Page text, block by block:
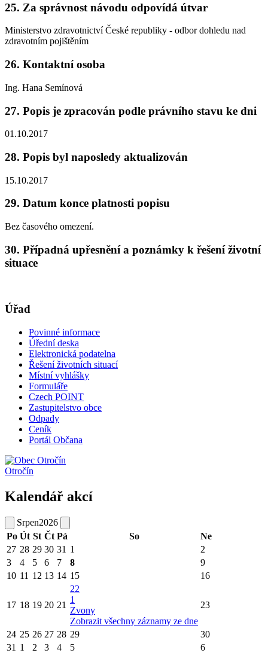
25. Za správnost návodu odpovídá útvar
Ministerstvo zdravotnictví České republiky - odbor dohledu nad
zdravotním pojištěním
26. Kontaktní osoba
Ing. Hana Semínová
27. Popis je zpracován podle právního stavu ke dni
01.10.2017
28. Popis byl naposledy aktualizován
15.10.2017
29. Datum konce platnosti popisu
Bez časového omezení.
30. Případná upřesnění a poznámky k řešení životní
situace
Úřad
Povinné informace
Úřední deska
Elektronická podatelna
Řešení životních situací
Místní vyhlášky
Formuláře
Czech POINT
Zastupitelstvo obce
Odpady
Ceník
Portál Občana
Otročín
Kalendář akcí
Srpen2026
Po Út St Čt Pá So
Ne
27 28 29 30 31 1
2
3
4 5 6 7 8
9
10 11 12 13 14 15 16
17 18 19 20 21
22
1
Zvony
Zobrazit všechny záznamy ze dne
23
24 25 26 27 28 29
30
31 1 2 3 4 5 6